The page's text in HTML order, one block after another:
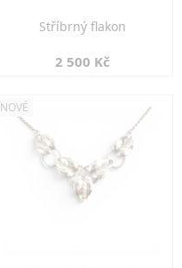
Stříbrný flakon
2 500 Kč
NOVÉ